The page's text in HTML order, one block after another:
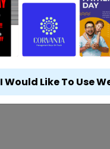
I Would Like To Use